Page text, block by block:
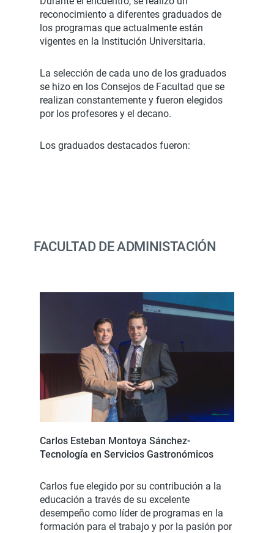
reconocimiento a diferentes graduados de
los programas que actualmente están
vigentes en la Institución Universitaria.
La selección de cada uno de los graduados
se hizo en los Consejos de Facultad que se
realizan constantemente y fueron elegidos
por los profesores y el decano.
Los graduados destacados fueron:
FACULTAD DE ADMINISTACIÓN
Carlos Esteban Montoya Sánchez-
Tecnología en Servicios Gastronómicos
Carlos fue elegido por su contribución a la
educación a través de su excelente
desempeño como líder de programas en la
formación para el trabajo y por la pasión por